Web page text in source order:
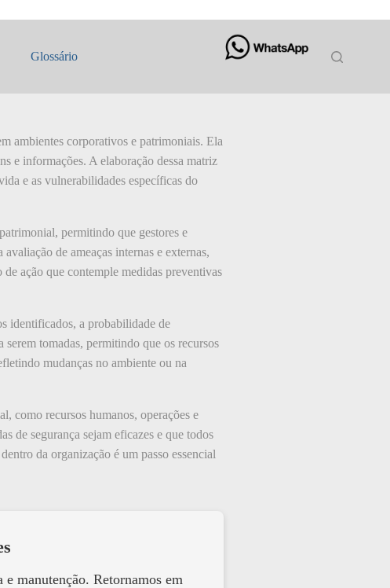
Glossário
ambientes corporativos e patrimoniais. Ela
e informações. A elaboração dessa matriz
e as vulnerabilidades específicas do
permitindo que gestores e
de ameaças internas e externas,
ação que contemple medidas preventivas
identificados, a probabilidade de
tomadas, permitindo que os recursos
mudanças no ambiente ou na
como recursos humanos, operações e
de segurança sejam eficazes e que todos
da organização é um passo essencial
manutenção. Retornamos em